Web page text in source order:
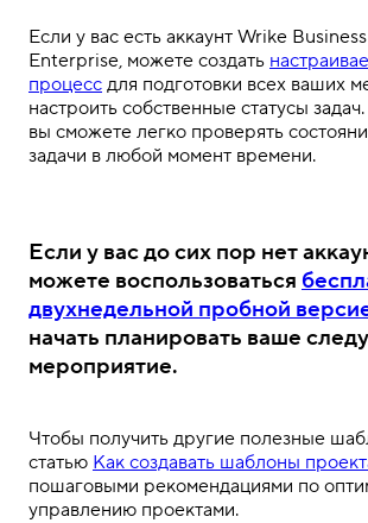
Если у вас есть аккаунт Wrike
Enterprise, можете создать
процесс для подготовки всех ваших
настроить собственные статусы задач.
вы сможете легко проверять
задачи в любой момент времени.
Если у васдо сих пор нет
можете воспользоваться
двухнедельной пробной
начать планировать ваше
мероприятие.
Чтобы получить другие полезные
статью Как создавать шаблоны
пошаговыми рекомендациями по
управлению проектами.